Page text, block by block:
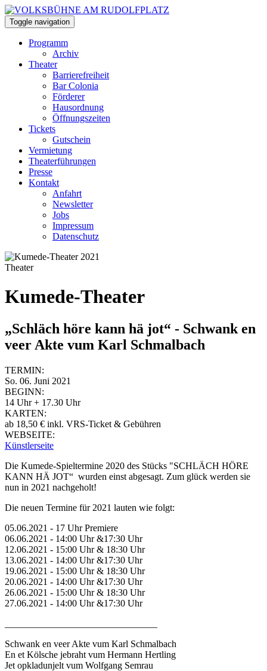
Toggle navigation
Programm
Archiv
Theater
Barrierefreiheit
Bar Colonia
Förderer
Hausordnung
Öffnungszeiten
Tickets
Gutschein
Vermietung
Theaterführungen
Presse
Kontakt
Anfahrt
Newsletter
Jobs
Impressum
Datenschutz
Theater
Kumede-Theater
„Schläch höre kann hä jot“ - Schwank en
veer Akte vum Karl Schmalbach
TERMIN:
So. 06. Juni 2021
BEGINN:
14 Uhr + 17.30 Uhr
KARTEN:
ab 18,50 € inkl. VRS-Ticket & Gebühren
WEBSEITE:
Künstlerseite
Die Kumede-Spieltermine 2020 des Stücks "SCHLÄCH HÖRE
KANN HÄ JOT“ wurden einst abgesagt. Zum glück werden sie
nun in 2021 nachgeholt!
Die neuen Termine für 2021 lauten wie folgt:
05.06.2021 - 17 Uhr Premiere
06.06.2021 - 14:00 Uhr &17:30 Uhr
12.06.2021 - 15:00 Uhr & 18:30 Uhr
13.06.2021 - 14:00 Uhr &17:30 Uhr
19.06.2021 - 15:00 Uhr & 18:30 Uhr
20.06.2021 - 14:00 Uhr &17:30 Uhr
26.06.2021 - 15:00 Uhr & 18:30 Uhr
27.06.2021 - 14:00 Uhr &17:30 Uhr
Schwank en veer Akte vum Karl Schmalbach
En et Kölsche jebraht vum Hermann Hertling
Jet opkladunjelt vum Wolfgang Semrau